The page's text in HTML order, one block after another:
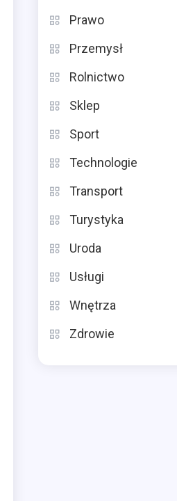
Prawo
Przemysł
Rolnictwo
Sklep
Sport
Technologie
Transport
Turystyka
Uroda
Usługi
Wnętrza
Zdrowie